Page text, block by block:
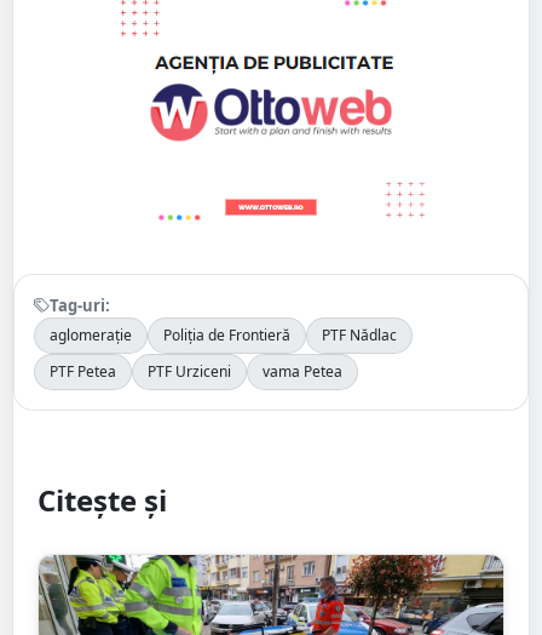
Tag-uri:
aglomerație Poliția de Frontieră
PTF Nădlac
PTF Petea
PTF Urziceni vama Petea
Citește și